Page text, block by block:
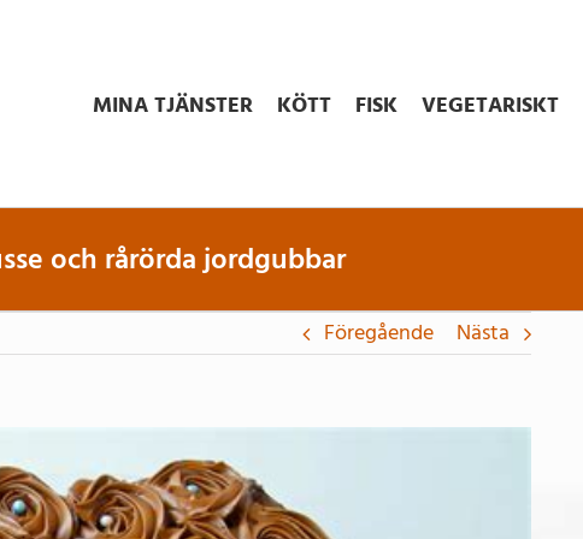
MINA TJÄNSTER KÖTT FISK VEGETARISKT
och rårörda jordgubbar
Föregående Nästa